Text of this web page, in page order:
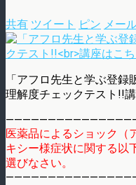
共有 ツイート ピン メー
「アフロ先生と学ぶ登
理解度チェックテスト!!
医薬品によるショック（
キシー様症状に関する以
選びなさい。